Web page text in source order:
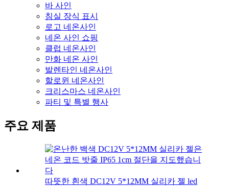
바 사인
침실 장식 표시
로고 네온사인
네온 사인 쇼핑
클럽 네온사인
만화 네온 사인
발렌타인 네온사인
할로윈 네온사인
크리스마스 네온사인
파티 및 특별 행사
주요 제품
따뜻한 흰색 DC12V 5*12MM 실리카 젤 led